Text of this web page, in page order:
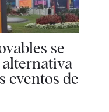
se
eventos de